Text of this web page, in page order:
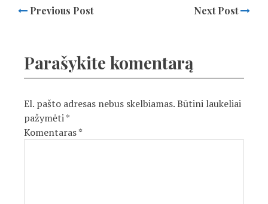
Previous Post Next Post
Parašykite komentarą
El. pašto adresas nebus skelbiamas.Būtini laukeliai
pažymėti*
Komentaras*